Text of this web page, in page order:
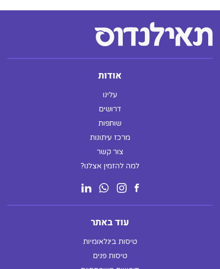
אודות
עלינו
דרושים
שותפות
מרכז עיתונות
צור קשר
למה להזמין אצלנו?
עוד באתר
טיסות בינלאומיות
טיסות פנים